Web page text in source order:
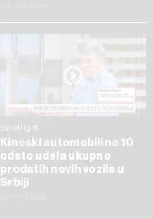
Spotlight
Kineski automobili na 10
odsto udela ukupno
prodatih novih vozila u
Srbiji